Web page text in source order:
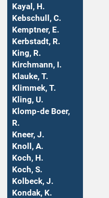
Kayal, H.
Kebschull, C.
Kemptner, E.
Kerbstadt, R.
King, R.
Kirchmann, I.
Klauke, T.
Klimmek, T.
Kling, U.
Klomp-de Boer,
R.
Kneer, J.
Knoll, A.
Koch, H.
Koch, S.
Kolbeck, J.
Kondak, K.